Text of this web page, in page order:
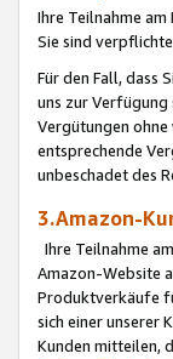
Ihre Teilnahme
Sie sind
Für den Fall, dass
uns zur Verfügung
Vergütungen
entsprechende
unbeschadet des
3.Amazon-
Ihre Teilnahme
Amazon-Website
Produktverkäufe
sich einer unserer
Kunden mitteilen,